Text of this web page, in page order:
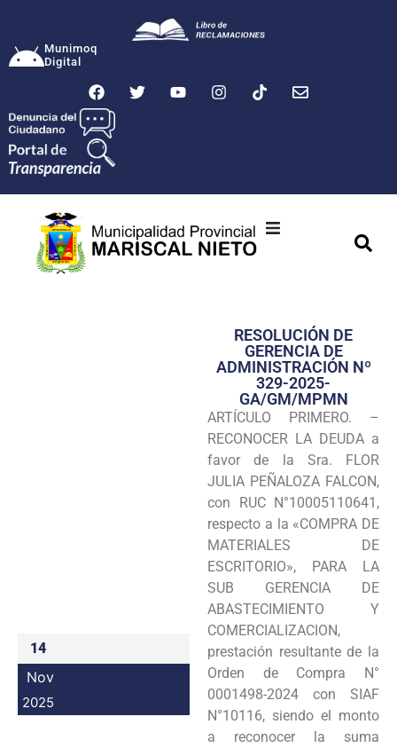
Munimoq
Digital
Transparencia
Seguridad
Programas
Intranet
14
Nov
2025
RESOLUCIÓN DE
GERENCIA DE
ADMINISTRACIÓN Nº
329-2025-
GA/GM/MPMN
ARTÍCULO PRIMERO. –
RECONOCER LA DEUDA a
favor de la Sra. FLOR
JULIA PEÑALOZA FALCON,
con RUC N°10005110641,
respecto a la «COMPRA DE
MATERIALES DE
ESCRITORIO», PARA LA
SUB GERENCIA DE
ABASTECIMIENTO Y
COMERCIALIZACION,
prestación resultante de la
Orden de Compra N°
0001498-2024 con SIAF
N°10116, siendo el monto
a reconocer la suma